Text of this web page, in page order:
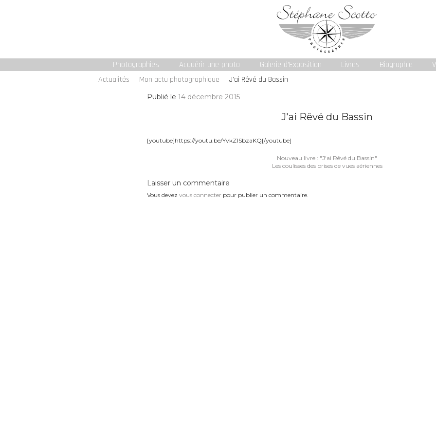
Photographies Acquérir une photo Galerie d’Exposition Livres Biographie
Actualités Mon actu photographique J'ai Rêvé du Bassin
Publié le14 décembre 2015
J'ai Rêvé du Bassin
[youtube]https://youtu.be/YvkZ1SbzaKQ[/youtube]
Navigation
de
l’article
Nouveau livre : "J'ai Rêvé du Bassin"
Les coulisses des prises de vues aériennes
Laisser un commentaire
Vous devezvous connecter pour publier un commentaire.